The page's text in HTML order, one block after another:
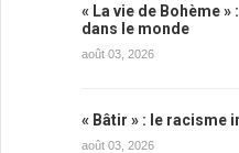
« La vie de Bohème
dans le monde
août 03, 2026
« Bâtir » : le racisme
août 03, 2026